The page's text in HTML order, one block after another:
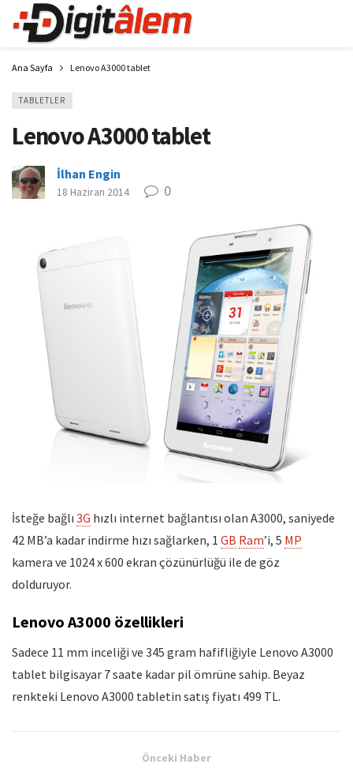
Ana Sayfa Lenovo A3000 tablet
TABLETLER
Lenovo A3000 tablet
İlhan Engin
18 Haziran 2014 0
İsteğe bağlı 3G hızlı internet bağlantısı olan A3000, saniyede
42 MB’a kadar indirme hızı sağlarken, 1 GB Ram’i, 5 MP
kamera ve 1024 x 600 ekran çözünürlüğü ile de göz
dolduruyor.
Lenovo A3000 özellikleri
Sadece 11 mm inceliği ve 345 gram hafifliğiyle Lenovo A3000
tablet bilgisayar 7 saate kadar pil ömrüne sahip. Beyaz
renkteki Lenovo A3000 tabletin satış fiyatı 499 TL.
Önceki Haber